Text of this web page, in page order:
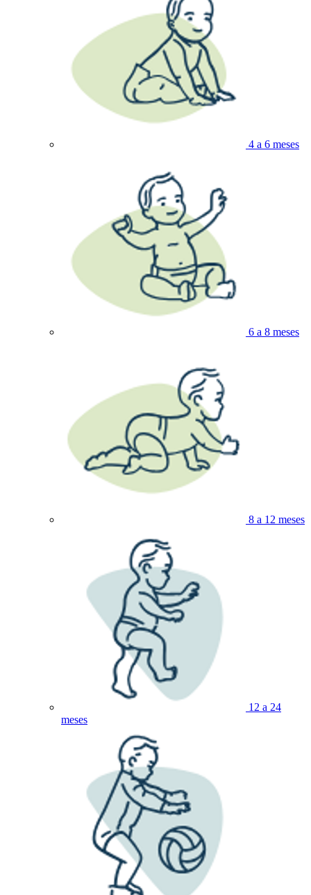
4 a 6 meses
6 a 8 meses
8 a 12 meses
12 a 24
meses